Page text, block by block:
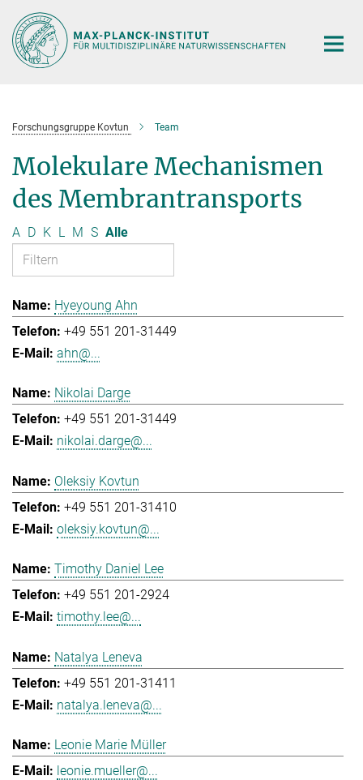
Hauptinhalt
Forschungsgruppe Kovtun Team
Molekulare Mechanismen
des Membrantransports
A D K L M S Alle
Hyeyoung Ahn
+49 551 201-31449
ahn@...
Nikolai Darge
+49 551 201-31449
nikolai.darge@...
Oleksiy Kovtun
+49 551 201-31410
oleksiy.kovtun@...
Timothy Daniel Lee
+49 551 201-2924
timothy.lee@...
Natalya Leneva
+49 551 201-31411
natalya.leneva@...
Leonie Marie Müller
leonie.mueller@...